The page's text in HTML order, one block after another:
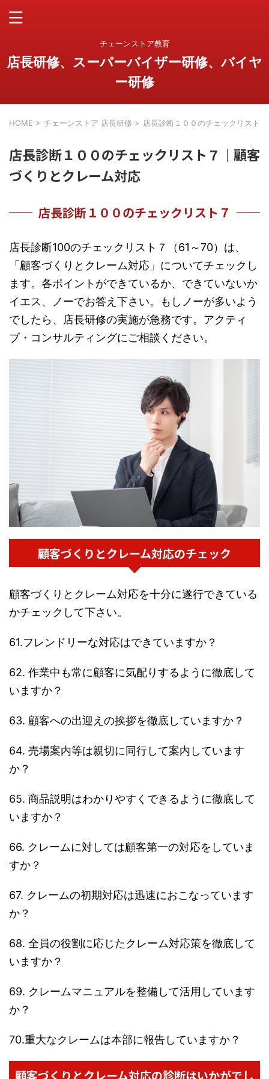
チェーンストア教育
店長研修、スーパーバイザー研修、バイヤ
ー研修
HOME > チェーンストア 店長研修 > 店長診断１００のチェックリスト
店長診断１００のチェックリスト７｜顧客
づくりとクレーム対応
店長診断１００のチェックリスト７
店長診断100のチェックリスト７（61～70）は、
「顧客づくりとクレーム対応」についてチェックし
ます。各ポイントができているか、できていないか
イエス、ノーでお答え下さい。もしノーが多いよう
でしたら、店長研修の実施が急務です。アクティ
ブ・コンサルティングにご相談ください。
顧客づくりとクレーム対応のチェック
顧客づくりとクレーム対応を十分に遂行できている
かチェックして下さい。
61.フレンドリーな対応はできていますか？
62. 作業中も常に顧客に気配りするように徹底して
いますか？
63. 顧客への出迎えの挨拶を徹底していますか？
64. 売場案内等は親切に同行して案内しています
か？
65. 商品説明はわかりやすくできるように徹底して
いますか？
66. クレームに対しては顧客第一の対応をしていま
すか？
67. クレームの初期対応は迅速におこなっています
か？
68. 全員の役割に応じたクレーム対応策を徹底して
いますか？
69. クレームマニュアルを整備して活用しています
か？
70.重大なクレームは本部に報告していますか？
顧客づくりとクレーム対応の診断はいかがでし